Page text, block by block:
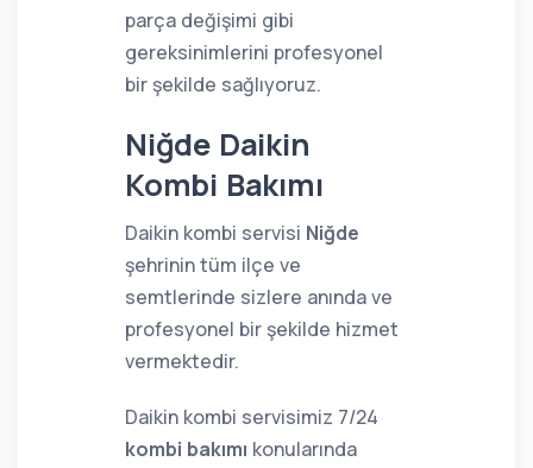
parça değişimi gibi
gereksinimlerini profesyonel
bir şekilde sağlıyoruz.
Niğde Daikin
Kombi Bakımı
Daikin kombi servisi Niğde
şehrinin tüm ilçe ve
semtlerinde sizlere anında ve
profesyonel bir şekilde hizmet
vermektedir.
Daikin kombi servisimiz 7/24
kombi bakımı konularında